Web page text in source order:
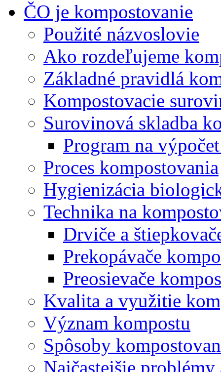
ČO je kompostovanie
Použité názvoslovie
Ako rozdeľujeme
Základné pravidlá
Kompostovacie
Surovinová skladba
Program na
Proces kompostovania
Hygienizácia
Technika na
Drviče a
Prekopávače
Preosievače
Kvalita a využitie
Význam kompostu
Spôsoby
Najčastejšie problémy